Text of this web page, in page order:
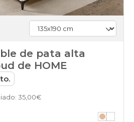
de pata alta
de HOME
35,00€